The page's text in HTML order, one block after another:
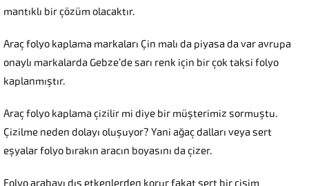
mantıklı bir çözüm olacaktır.
Araç folyo kaplama markaları Çin malı da piyasa da var avrupa
onaylı markalarda Gebze’de sarı renk için bir çok taksi folyo
kaplanmıştır.
Araç folyo kaplama çizilir mi diye bir müşterimiz sormuştu.
Çizilme neden dolayı oluşuyor? Yani ağaç dalları veya sert
eşyalar folyo bırakın aracın boyasını da çizer.
Folyo arabayı dış etkenlerden korur fakat sert bir cisim